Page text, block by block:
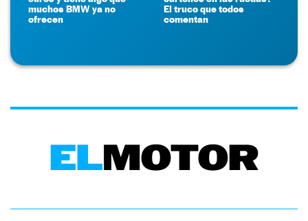
muchos BMW ya no
ofrecen
El truco que todos
comentan